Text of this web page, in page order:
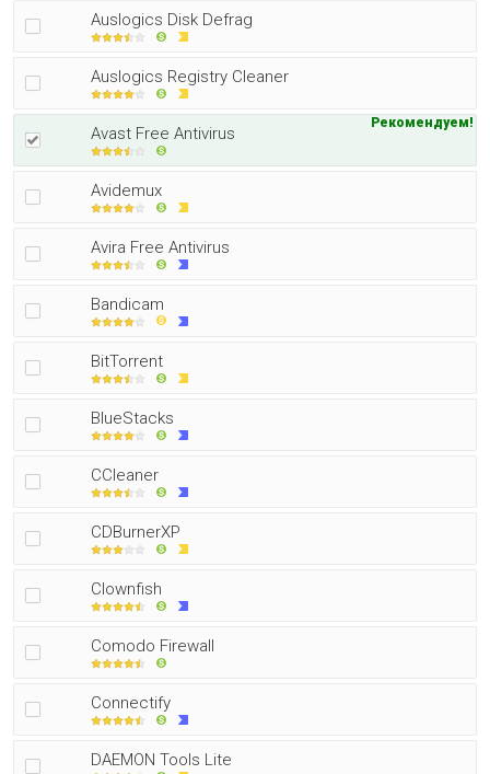
Auslogics Disk Defrag
Auslogics Registry Cleaner
Avast Free Antivirus
Рекомендуем!
Avidemux
Avira Free Antivirus
Bandicam
BitTorrent
BlueStacks
CCleaner
CDBurnerXP
Clownfish
Comodo Firewall
Connectify
DAEMON Tools Lite